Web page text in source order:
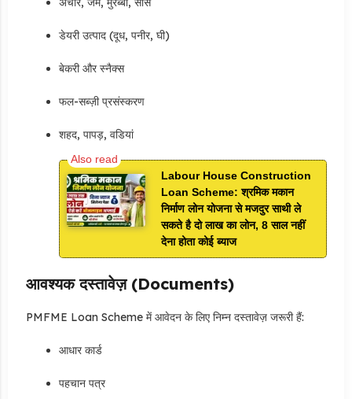
डेयरी उत्पाद (दूध, पनीर, घी)
बेकरी और स्नैक्स
फल-सब्ज़ी प्रसंस्करण
शहद, पापड़, वडियां
Labour House Construction
Loan Scheme: श्रमिक मकान
निर्माण लोन योजना से मजदुर साथी ले
सकते है दो लाख का लोन, 8 साल नहीं
देना होता कोई ब्याज
आवश्यक दस्तावेज़ (Documents)
PMFME Loan Scheme में आवेदन के लिए निम्न दस्तावेज़ जरूरी हैं:
आधार कार्ड
पहचान पत्र